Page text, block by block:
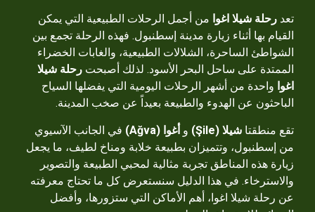
تعد رحلة شيلا اغوا من أجمل الرحلات الطبيعية التي يمكن
القيام بها أثناء زيارة مدينة إسطنبول. فهذه الرحلة تجمع بين
الشواطئ الساحرة، الشلالات الطبيعية، والغابات الخضراء
الممتدة على ساحل البحر الأسود. لذلك أصبحت رحلة شيلا
اغوا واحدة من أشهر الرحلات اليومية التي يفضلها السياح
الباحثون عن الهدوء والطبيعة بعيداً عن صخب المدينة.
تقع منطقتا شيلا (Şile) و أغوا (Ağva)
في الجانب الآسيوي
من إسطنبول، وتتميزان بطبيعة خلابة ومناخ لطيف، ما يجعل
زيارة هذه المناطق تجربة مثالية لمحبي الطبيعة والتصوير
والاسترخاء. في هذا الدليل سنستعرض كل ما تحتاج معرفته
عن رحلة شيلا اغوا، أهم الأماكن التي ستزورها، وأفضل